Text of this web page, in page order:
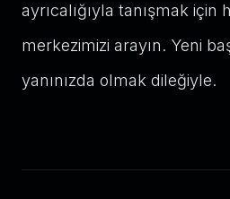
ayrıcalığıyla tanışmak için
merkezimizi arayın. Yeni
yanınızda olmak dileğiyle.